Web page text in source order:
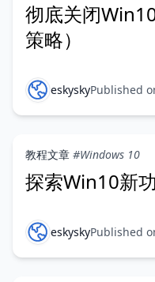
彻底关闭
策略）
eskyskyPublished
教程文章 #Windows 10
探索Win10新
eskyskyPublished